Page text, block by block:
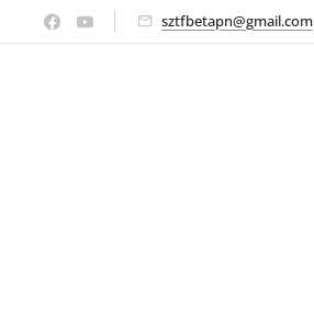
sztfbetapn@gmail.com